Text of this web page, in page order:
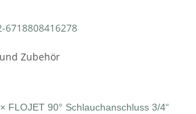
6718808416278
Zubehör
FLOJET 90° Schlauchanschluss 3/4“